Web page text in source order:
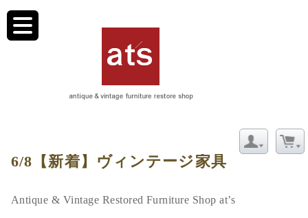
toggle
navigation
6/8【新着】ヴィンテージ家具
Antique & Vintage Restored Furniture Shop at’s